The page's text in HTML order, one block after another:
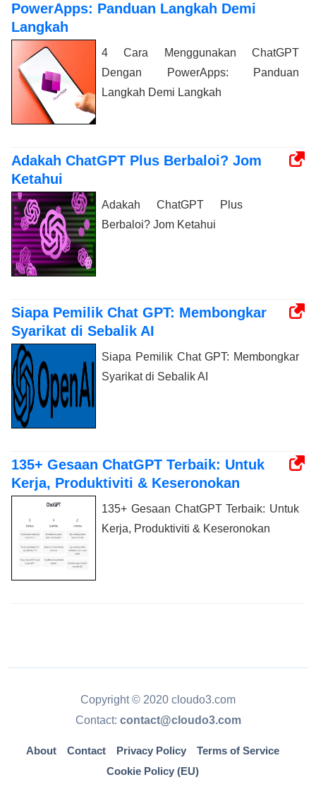
PowerApps: Panduan Langkah Demi
Langkah
4 Cara Menggunakan ChatGPT
Dengan PowerApps: Panduan
Langkah Demi Langkah
Adakah ChatGPT Plus Berbaloi? Jom
Ketahui
Adakah ChatGPT Plus
Berbaloi? Jom Ketahui
Siapa Pemilik Chat GPT: Membongkar
Syarikat di Sebalik AI
Siapa Pemilik Chat GPT: Membongkar
Syarikat di Sebalik AI
135+ Gesaan ChatGPT Terbaik: Untuk
Kerja, Produktiviti & Keseronokan
135+ Gesaan ChatGPT Terbaik: Untuk
Kerja, Produktiviti & Keseronokan
Copyright © 2020 cloudo3.com
Contact: contact@cloudo3.com
About Contact Privacy Policy
Terms of Service
Cookie Policy (EU)